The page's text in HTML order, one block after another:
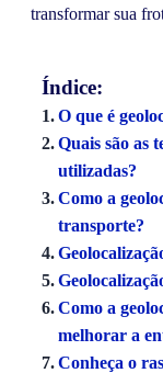
transformar sua
Índice:
O que é
Quais são as
utilizadas?
Como a
transporte?
Como a
melhorar a
Conheça o